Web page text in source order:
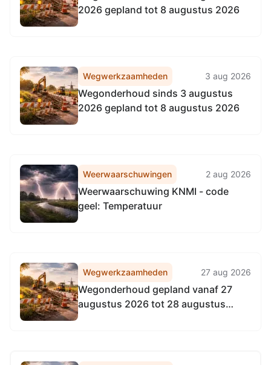
2026 gepland tot 8 augustus 2026
Wegwerkzaamheden 3 aug 2026
Wegonderhoud sinds 3 augustus
2026 gepland tot 8 augustus 2026
Weerwaarschuwingen 2 aug 2026
Weerwaarschuwing KNMI - code
geel: Temperatuur
Wegwerkzaamheden 27 aug 2026
Wegonderhoud gepland vanaf 27
augustus 2026 tot 28 augustus